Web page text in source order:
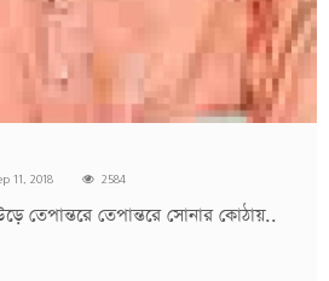
11, 2018 2584
তেপান্তরে তেপান্তরে সোনার কোঠায়..